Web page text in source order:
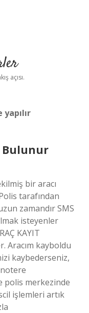
açısı.
yapılır
Bulunur
bir aracı
tarafından
zamandır SMS
isteyenler
KAYIT
Aracım kayboldu
kaybederseniz,
polis merkezinde
işlemleri artık